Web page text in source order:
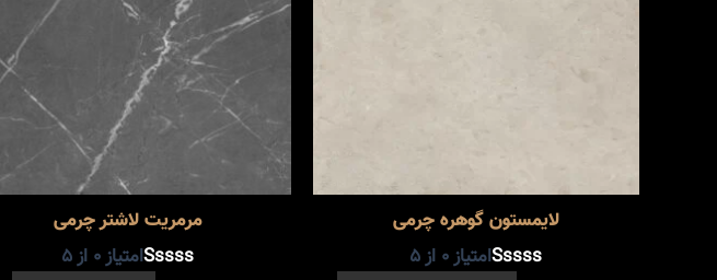
لایمستون گوهره چرمی
امتیاز0 از 5
مرمریت لاشتر چرمی
امتیاز0 از 5